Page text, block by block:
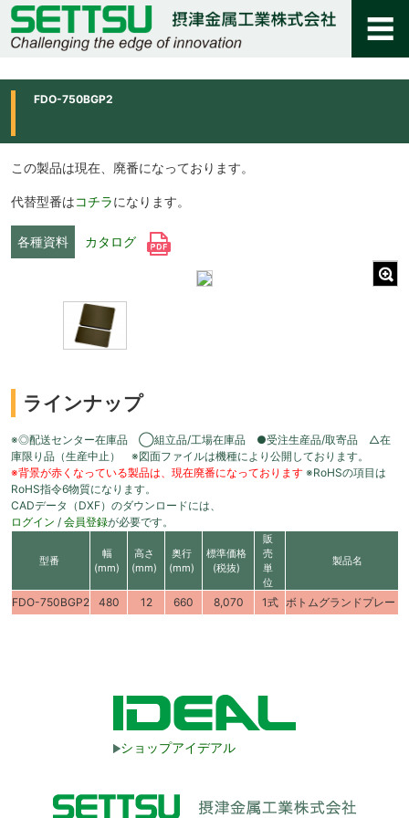
FDO-750BGP2
この製品は現在、廃番になっております。
代替型番はコチラになります。
各種資料 カタログ
ラインナップ
※◎配送センター在庫品 ◯組立品/工場在庫品 ●受注生産品/取寄品 △在
庫限り品（生産中止） ※図面ファイルは機種により公開しております。
※背景が赤くなっている製品は、現在廃番になっております ※RoHSの項目は
RoHS指令6物質になります。
CADデータ（DXF）のダウンロードには、
ログイン / 会員登録が必要です。
型番
幅
(mm)
高さ
(mm)
奥行
(mm)
標準価格
(税抜)
販
売
単
位
製品名
FDO-750BGP2 480 12 660 8,070 1式 ボトムグランドプレート
ショップアイデアル